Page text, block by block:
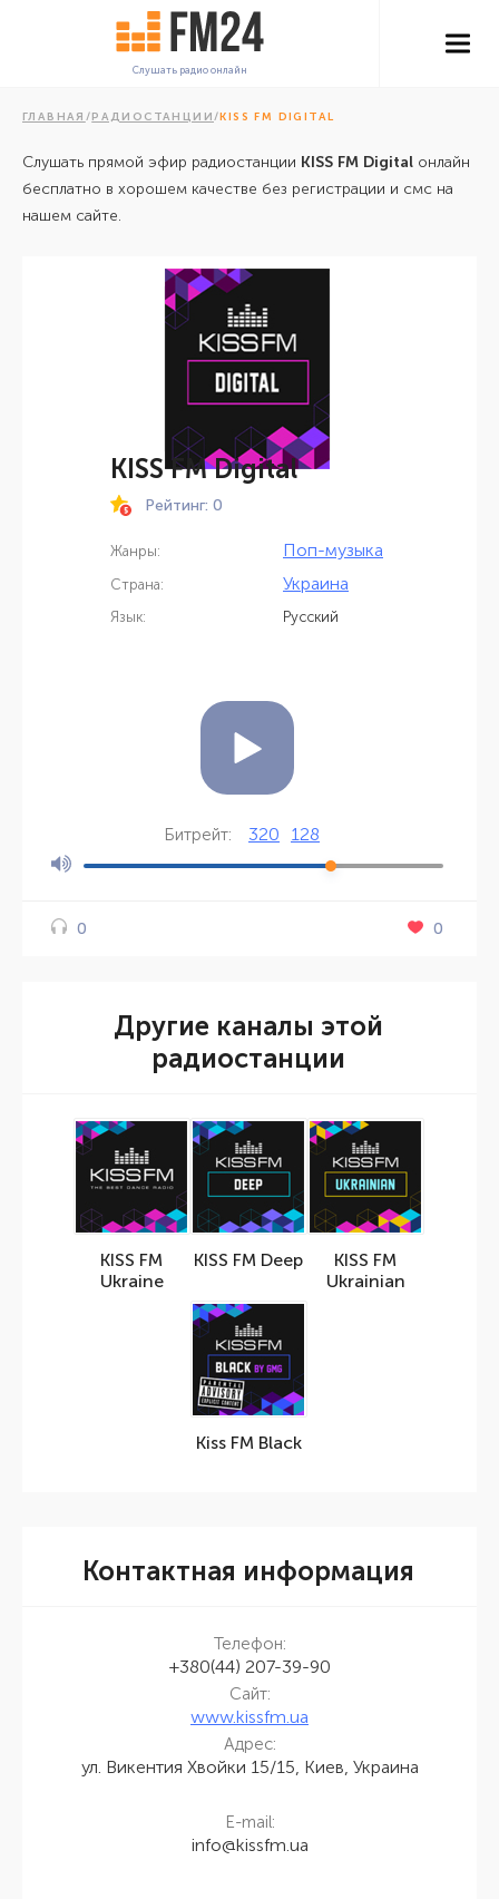
Слушать радио онлайн
ГЛАВНАЯ /РАДИОСТАНЦИИ/KISS FM DIGITAL
Слушать прямой эфир радиостанции KISS FM Digital онлайн
бесплатно в хорошем качестве без регистрации и смс на
нашем сайте.
KISS FM Digital
Рейтинг: 0
Жанры: Поп-музыка
Страна: Украина
Язык: Русский
Битрейт: 320 128
0 0
Другие каналы этой
радиостанции
KISS FM
Ukraine
KISS FM Deep
KISS FM
Ukrainian
Kiss FM Black
Контактная информация
Телефон:
+380(44) 207-39-90
Сайт:
www.kissfm.ua
Адрес:
ул. Викентия Хвойки 15/15, Киев, Украина
E-mail:
info@kissfm.ua